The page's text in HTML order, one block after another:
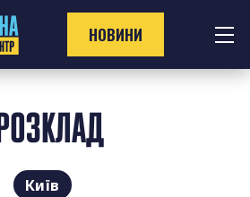
НОВИНИ
РОЗКЛАД
Київ